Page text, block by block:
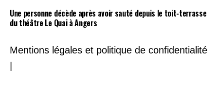
Une personne décède après avoir sauté depuis le toit-terrasse
du théâtre Le Quai à Angers
Mentions légales et politique de confidentialité